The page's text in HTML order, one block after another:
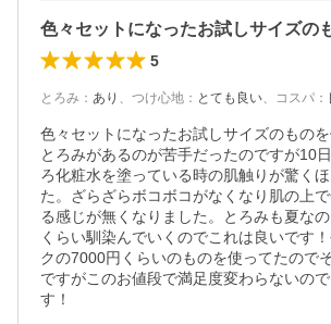
5
とろみ ： あり 、 つけ心地 ： とても良い、 コスパ ：
色々セットになったお試しサイズのもの
とろみがあるのが苦手だったのですが10
ろ化粧水を塗っている時の肌触りが驚く
た。ざらざらボコボコがなくなり肌の上
る感じが無くなりました。とろみも夏な
くらい馴染んでいくのでこれは良いです
クの7000円くらいのものを使ってたので
ですがこのお値段で満足度変わらないの
す！